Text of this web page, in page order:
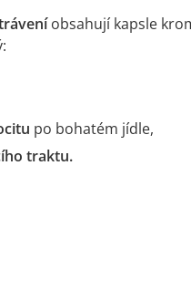
obsahují kapsle
po bohatém jídle,
traktu.